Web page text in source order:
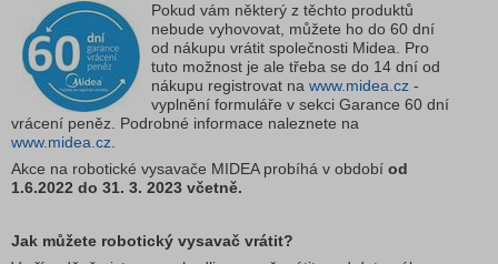
Pokud vám některý z těchto produktů
nebude vyhovovat, můžete ho do 60 dní
od nákupu vrátit společnosti Midea. Pro
tuto možnost je ale třeba se do 14 dní od
nákupu registrovat na www.midea.cz -
vyplnění formuláře v sekci Garance 60 dní
vrácení peněz. Podrobné informace naleznete na
www.midea.cz
Akce na robotické vysavače MIDEA probíhá v období od
1.6.2022 do 31. 3. 2023 včetně.
Jak můžete robotický vysavač vrátit?